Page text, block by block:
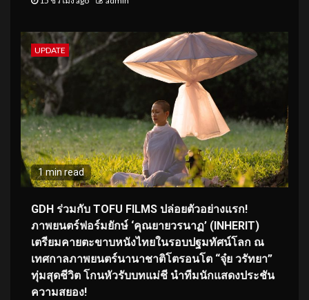
UPDATE
1 min read
GDH ร่วมกับ TOFU FILMS ปล่อยตัวอย่างแรก!
ภาพยนตร์ฟอร์มยักษ์ ‘คุณยายวรนาฏ’ (INHERIT)
เตรียมคายตะขาบหนังไทยในรอบปฐมทัศน์โลก ณ
เทศกาลภาพยนตร์นานาชาติโตรอนโต “จุ๋ย วรัทยา”
ทุ่มสุดชีวิต โกนหัวรับบทแม่ชี นำทีมนักแสดงประชัน
ความสยอง!